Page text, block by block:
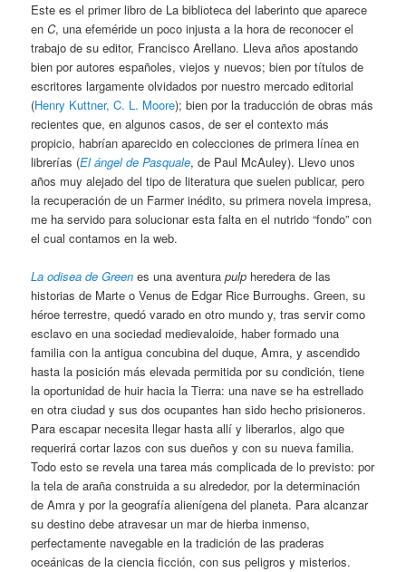
Este es el primer libro de La biblioteca del laberinto que aparece
enC, una efeméride un poco injusta a la hora de reconocer el
trabajo de su editor, Francisco Arellano. Lleva años apostando
bien por autores españoles, viejos y nuevos; bien por títulos de
escritores largamente olvidados por nuestro mercado editorial
(Henry Kuttner, C. L. Moore); bien por la traducción de obras más
recientes que, en algunos casos, de ser el contexto más
propicio, habrían aparecido en colecciones de primera línea en
librerías (El ángel de Pasquale, de Paul McAuley). Llevo unos
años muy alejado del tipo de literatura que suelen publicar, pero
la recuperación de un Farmer inédito, su primera novela impresa,
me ha servido para solucionar esta falta en el nutrido “fondo” con
el cual contamos en la web.
La odisea de Green es una aventurapulp heredera de las
historias de Marte o Venus de Edgar Rice Burroughs. Green, su
héroe terrestre, quedó varado en otro mundo y, tras servir como
esclavo en una sociedad medievaloide, haber formado una
familia con la antigua concubina del duque, Amra, y ascendido
hasta la posición más elevada permitida por su condición, tiene
la oportunidad de huir hacia la Tierra: una nave se ha estrellado
en otra ciudad y sus dos ocupantes han sido hecho prisioneros.
Para escapar necesita llegar hasta allí y liberarlos, algo que
requerirá cortar lazos con sus dueños y con su nueva familia.
Todo esto se revela una tarea más complicada de lo previsto: por
la tela de araña construida a su alrededor, por la determinación
de Amra y por la geografía alienígena del planeta. Para alcanzar
su destino debe atravesar un mar de hierba inmenso,
perfectamente navegable en la tradición de las praderas
oceánicas de la ciencia ficción, con sus peligros y misterios.